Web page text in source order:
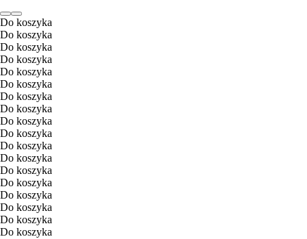
Do koszyka
Do koszyka
Do koszyka
Do koszyka
Do koszyka
Do koszyka
Do koszyka
Do koszyka
Do koszyka
Do koszyka
Do koszyka
Do koszyka
Do koszyka
Do koszyka
Do koszyka
Do koszyka
Do koszyka
Do koszyka